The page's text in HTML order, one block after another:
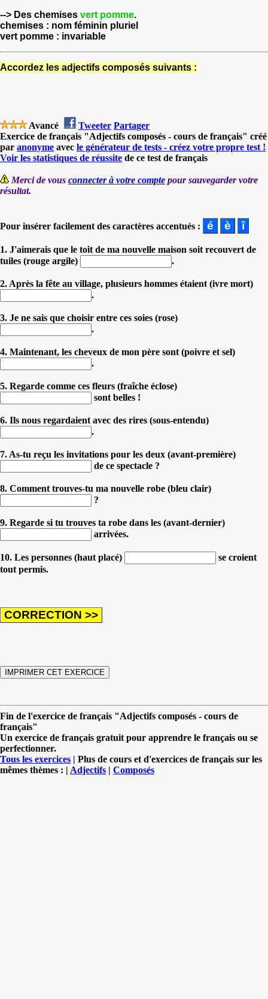
--> Des chemises vert pomme.
chemises : nom féminin pluriel
vert pomme : invariable
Accordez les adjectifs composés suivants :
Avancé Tweeter Partager
Exercice de français "Adjectifs composés - cours de français" créé
par anonyme avec le générateur de tests - créez votre propre test !
Voir les statistiques de réussite de ce test de français
Merci de vous connecter à votre compte pour sauvegarder votre
résultat.
Pour insérer facilement des caractères accentués :
1. J'aimerais que le toit de ma nouvelle maison soit recouvert de
tuiles (rouge argile)
.
2. Après la fête au village, plusieurs hommes étaient (ivre mort)
.
3. Je ne sais que choisir entre ces soies (rose)
.
4. Maintenant, les cheveux de mon père sont (poivre et sel)
.
5. Regarde comme ces fleurs (fraîche éclose)
sont belles !
6. Ils nous regardaient avec des rires (sous-entendu)
.
7. As-tu reçu les invitations pour les deux (avant-première)
de ce spectacle ?
8. Comment trouves-tu ma nouvelle robe (bleu clair)
?
9. Regarde si tu trouves ta robe dans les (avant-dernier)
arrivées.
10. Les personnes (haut placé)
se croient
tout permis.
Fin de l'exercice de français "Adjectifs composés - cours de
français"
Un exercice de français gratuit pour apprendre le français ou se
perfectionner.
Tous les exercices | Plus de cours et d'exercices de français sur les
mêmes thèmes : | Adjectifs | Composés